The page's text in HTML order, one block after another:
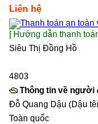
Liên hệ
[ Hướng dẫn thanh
Siêu Thị Đồng Hồ
4803
Thông tin về người
Đỗ Quang Dậu (Dậu
Toàn quốc